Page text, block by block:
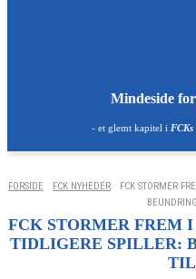
Mindeside
- et glemt kapitel i FCKs
FORSIDE FCK NYHEDER
FCK STORMER
FCK STORMER FREM
TIDLIGERE SPILLER: